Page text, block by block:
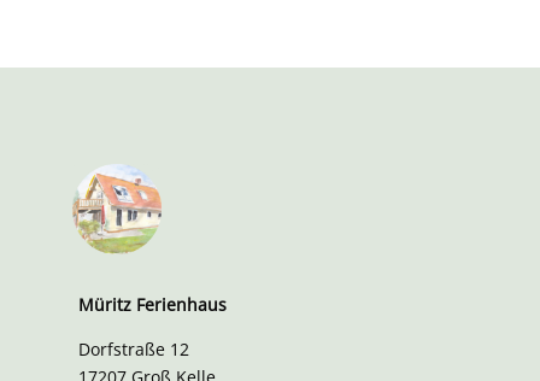
Müritz Ferienhaus
Dorfstraße 12